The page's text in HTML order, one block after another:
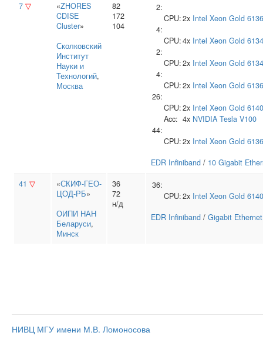
7 ▽ «ZHORES
CDISE
Cluster»
Сколковский
Институт
Науки и
Технологий,
Москва
82
172
104
2:
CPU:2x Intel Xeon Gold 6136
4:
CPU:4x Intel Xeon Gold 6134
2:
CPU:2x Intel Xeon Gold 6134
4:
CPU:2x Intel Xeon Gold 6136
26:
CPU:2x Intel Xeon Gold 6140
Acc: 4x NVIDIA Tesla V100
44:
CPU:2x Intel Xeon Gold 6136
EDR Infiniband / 10 Gigabit
41 ▽ «СКИФ-ГЕО-
ЦОД-РБ»
ОИПИ НАН
Беларуси,
Минск
36
72
н/д
36:
CPU:2x Intel Xeon Gold 6140
EDR Infiniband / Gigabit Ethernet
НИВЦ МГУ имени М.В. Ломоносова